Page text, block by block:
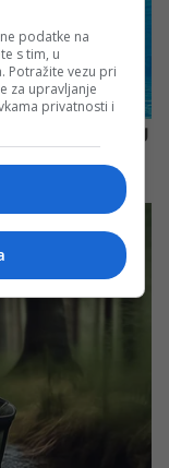
podatke na
s tim, u
Potražite vezu pri
za upravljanje
privatnosti i